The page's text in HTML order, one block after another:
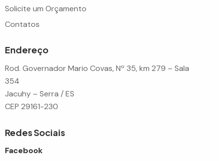
Solicite um Orçamento
Contatos
Endereço
Rod. Governador Mario Covas, Nº 35, km 279 – Sala
354
Jacuhy – Serra / ES
CEP 29161-230
Redes Sociais
Facebook